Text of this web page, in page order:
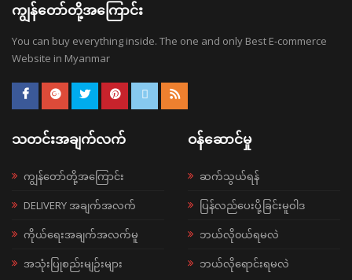
ကျွန်တော်တို့အကြောင်း
You can buy everything inside. The one and only Best E-commerce
Website in Myanmar
သတင်းအချက်လက်
ကျွန်တော်တို့အကြောင်း
DELIVERY အချက်အလက်
ကိုယ်ရေးအချက်အလက်မူ
အသုံးပြုစည်းမျဉ်းများ
ဝန်ဆောင်မှု
ဆက်သွယ်ရန်
ပြန်လည်ပေးပို့ခြင်းမူဝါဒ
ဘယ်လို၀ယ်ရမလဲ
ဘယ်လိုရောင်းရမလဲ